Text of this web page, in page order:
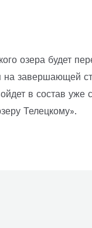
озера будет
на завершающей
в состав уже
Телецкому».